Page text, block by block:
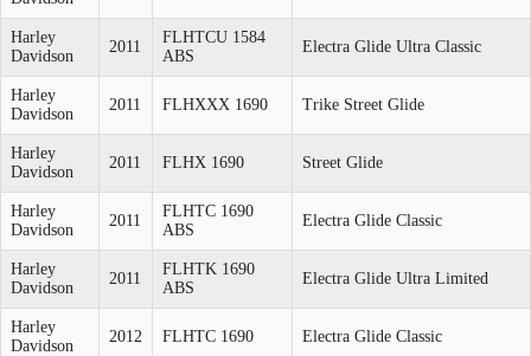
Harley
Davidson
2011
FLHTCU 1584
ABS
Electra Glide Ultra Classic
Harley
Davidson
2011 FLHXXX 1690 Trike Street Glide
Harley
Davidson
2011 FLHX 1690 Street Glide
Harley
Davidson
2011
FLHTC 1690
ABS
Electra Glide Classic
Harley
Davidson
2011
FLHTK 1690
ABS
Electra Glide Ultra Limited
Harley
Davidson
2012 FLHTC 1690 Electra Glide Classic